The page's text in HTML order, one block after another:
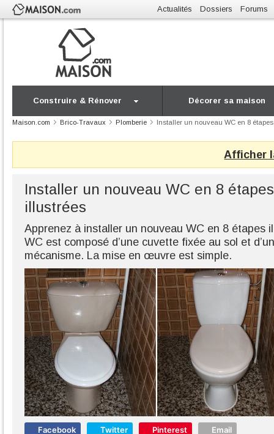
Actualités Dossiers Forums
Construire & Rénover Décorer sa maison
Maison.com Brico-Travaux Plomberie Installer un nouveau WC en 8
Afficher
Installer un nouveau WC en 8 étapes
illustrées
Apprenez à installer un nouveau WC en 8 étapes
WC est composé d’une cuvette fixée au sol et
mécanisme. La mise en œuvre est simple.
Facebook Twitter Pinterest Email